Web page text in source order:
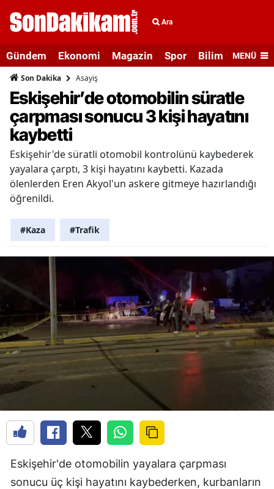
Ara
Gündem Ekonomi Magazin Spor Bilim veMENÜ
Son Dakika Asayiş
Eskişehir’de otomobilin süratle
çarpması sonucu 3 kişi hayatını
kaybetti
Eskişehir'de süratli otomobil kontrolünü kaybederek
yayalara çarptı, 3 kişi hayatını kaybetti. Kazada
ölenlerden Eren Akyol'un askere gitmeye hazırlandığı
öğrenildi.
#Kaza #Trafik
Eskişehir'de otomobilin yayalara çarpması
sonucu üç kişi hayatını kaybederken, kurbanların